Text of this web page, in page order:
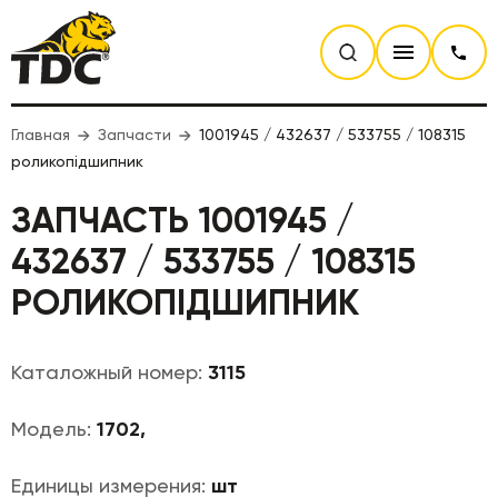
Главная Запчасти
1001945 / 432637 / 533755 / 108315
роликопідшипник
ЗАПЧАСТЬ 1001945 /
432637 / 533755 / 108315
РОЛИКОПІДШИПНИК
Каталожный номер: 3115
Модель: 1702,
Единицы измерения: шт